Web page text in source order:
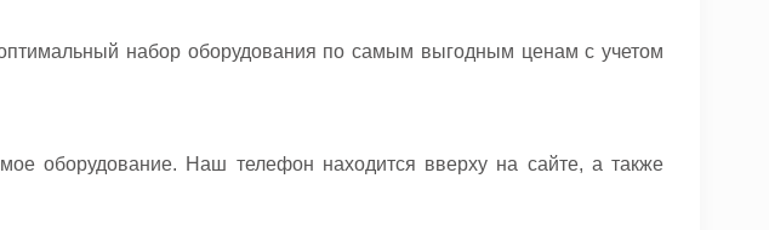
набор оборудования по самым выгодным ценам с учетом
оборудование. Наш телефон находится вверху на сайте, а также